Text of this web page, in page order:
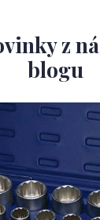
z
blogu